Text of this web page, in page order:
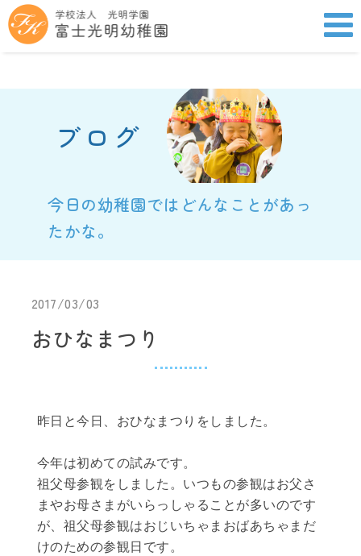
ブログ
今日の幼稚園ではどんなことがあっ
たかな。
2017/03/03
おひなまつり
昨日と今日、おひなまつりをしました。
今年は初めての試みです。
祖父母参観をしました。いつもの参観はお父さ
まやお母さまがいらっしゃることが多いのです
が、祖父母参観はおじいちゃまおばあちゃまだ
けのための参観日です。